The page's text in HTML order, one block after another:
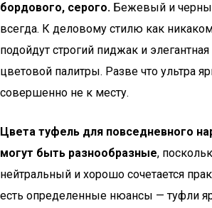
бордового, серого. Бежевый и
всегда. К деловому стилю как
подойдут строгий пиджак и
цветовой палитры. Разве что ультра
совершенно не к месту.
Цвета туфель для повседневного
могут быть разнообразные,
нейтральный и хорошо сочетается
есть определенные нюансы — туфли